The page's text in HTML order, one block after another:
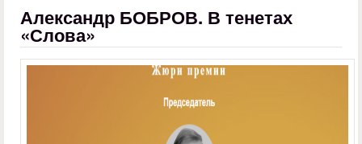
Александр БОБРОВ. В тенетах
«Слова»